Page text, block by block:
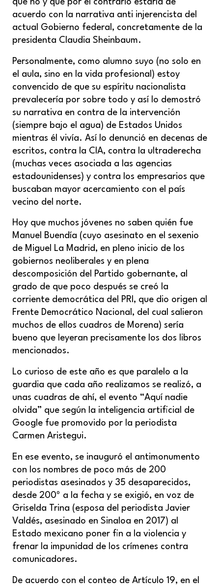
que no y que por el contrario estaría de
acuerdo con la narrativa anti injerencista del
actual Gobierno federal, concretamente de la
presidenta Claudia Sheinbaum.
Personalmente, como alumno suyo (no solo en
el aula, sino en la vida profesional) estoy
convencido de que su espíritu nacionalista
prevalecería por sobre todo y así lo demostró
su narrativa en contra de la intervención
(siempre bajo el agua) de Estados Unidos
mientras él vivía. Así lo denunció en decenas de
escritos, contra la CIA, contra la ultraderecha
(muchas veces asociada a las agencias
estadounidenses) y contra los empresarios que
buscaban mayor acercamiento con el país
vecino del norte.
Hoy que muchos jóvenes no saben quién fue
Manuel Buendía (cuyo asesinato en el sexenio
de Miguel La Madrid, en pleno inicio de los
gobiernos neoliberales y en plena
descomposición del Partido gobernante, al
grado de que poco después se creó la
corriente democrática del PRI, que dio origen al
Frente Democrático Nacional, del cual salieron
muchos de ellos cuadros de Morena) sería
bueno que leyeran precisamente los dos libros
mencionados.
Lo curioso de este año es que paralelo a la
guardia que cada año realizamos se realizó, a
unas cuadras de ahí, el evento “Aquí nadie
olvida” que según la inteligencia artificial de
Google fue promovido por la periodista
Carmen Aristegui.
En ese evento, se inauguró el antimonumento
con los nombres de poco más de 200
periodistas asesinados y 35 desaparecidos,
desde 200º a la fecha y se exigió, en voz de
Griselda Trina (esposa del periodista Javier
Valdés, asesinado en Sinaloa en 2017) al
Estado mexicano poner fin a la violencia y
frenar la impunidad de los crímenes contra
comunicadores.
De acuerdo con el conteo de Artículo 19, en el